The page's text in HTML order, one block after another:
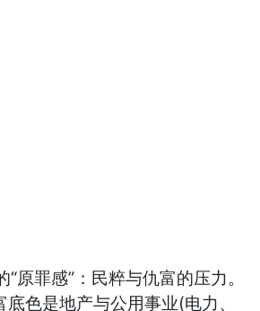
罪感”：民粹与仇富的压力。
色是地产与公用事业(电力、